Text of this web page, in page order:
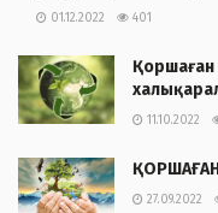
01.12.2022 401
Қоршаған
11.10.2022
ҚОРШАҒАН
27.09.2022